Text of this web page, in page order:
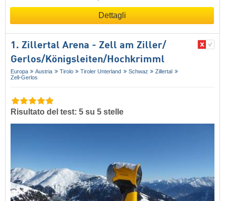
Dettagli
1. Zillertal Arena - Zell am Ziller/​
Gerlos/​Königsleiten/​Hochkrimml
Europa Austria Tirolo Tiroler Unterland Schwaz
Zillertal
Zell-Gerlos
Risultato del test: 5 su 5 stelle